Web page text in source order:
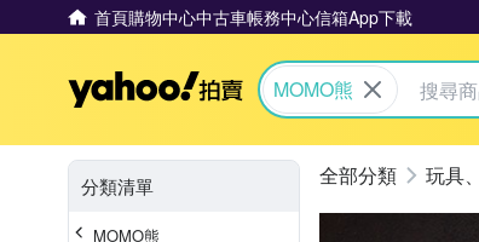
首頁購物中心中古車帳務中心信箱App下載
Yahoo拍賣
MOMO熊
分類清單
MOMO熊
玩具